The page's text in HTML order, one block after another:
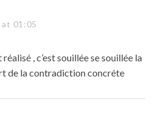
01:05
réalisé , c’est souillée se souillée la
de la contradiction concréte